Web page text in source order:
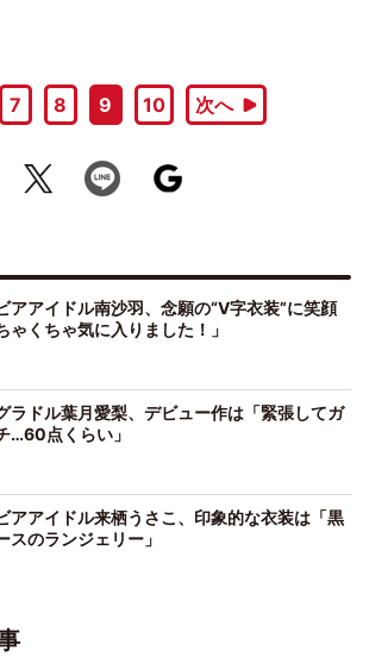
7 8 9 10 次へ
アアイドル南沙羽、念願の“V字衣装”に笑顔
ゃくちゃ気に入りました！」
ラドル葉月愛梨、デビュー作は「緊張してガ
…60点くらい」
アアイドル来栖うさこ、印象的な衣装は「黒
スのランジェリー」